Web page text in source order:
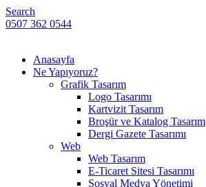
Search
0507 362 0544
Anasayfa
Ne Yapıyoruz?
Grafik Tasarım
Logo Tasarımı
Kartvizit Tasarım
Broşür ve Katalog Tasarım
Dergi Gazete Tasarımı
Web
Web Tasarım
E-Ticaret Sitesi Tasarımı
Sosyal Medya Yönetimi